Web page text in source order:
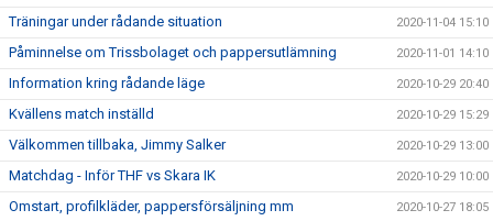
Träningar under rådande situation 2020-11-04 15:10
Påminnelse om Trissbolaget och pappersutlämning 2020-11-01 14:10
Information kring rådande läge 2020-10-29 20:40
Kvällens match inställd 2020-10-29 15:29
Välkommen tillbaka, Jimmy Salker 2020-10-29 13:00
Matchdag - Inför THF vs Skara IK 2020-10-29 10:00
Omstart, profilkläder, pappersförsäljning mm 2020-10-27 18:05